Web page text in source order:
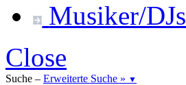
Musiker/DJs
Close
Suche – Erweiterte Suche » ▼